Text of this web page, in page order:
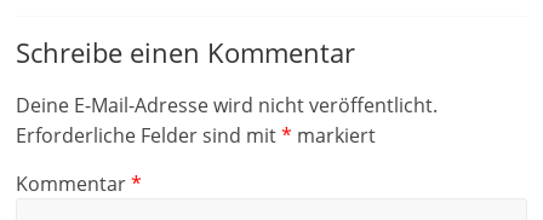
Schreibe einen Kommentar
Deine E-Mail-Adresse wird nicht veröffentlicht.
Erforderliche Felder sind mit* markiert
Kommentar*